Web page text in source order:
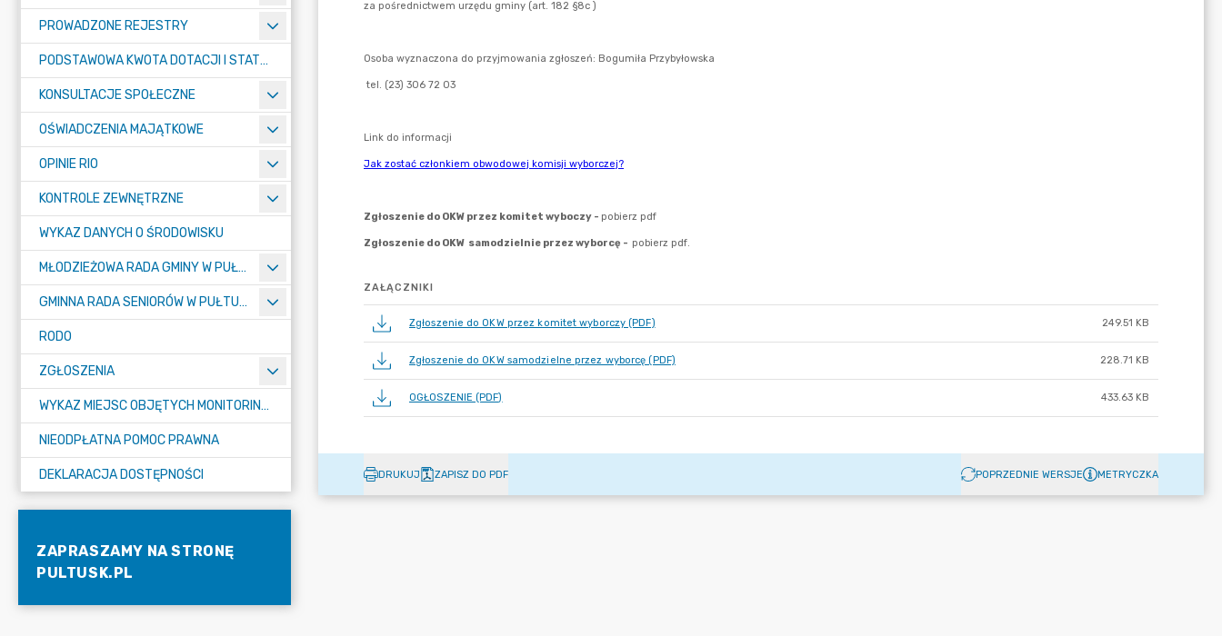
PROWADZONE REJESTRY
PODSTAWOWA KWOTA DOTACJI I STATYSTYCZNA LICZBA UCZNIÓW
KONSULTACJE SPOŁECZNE
OŚWIADCZENIA MAJĄTKOWE
OPINIE RIO
KONTROLE ZEWNĘTRZNE
WYKAZ DANYCH O ŚRODOWISKU
MŁODZIEŻOWA RADA GMINY W PUŁTUSKU
GMINNA RADA SENIORÓW W PUŁTUSKU
RODO
ZGŁOSZENIA
WYKAZ MIEJSC OBJĘTYCH MONITORINGIEM
NIEODPŁATNA POMOC PRAWNA
DEKLARACJA DOSTĘPNOŚCI
ZAPRASZAMY NA STRONĘ
PULTUSK.PL
ZAŁĄCZNIKI
Zgłoszenie do OKW przez komitet wyborczy (PDF) 249.51 KB
Zgłoszenie do OKW samodzielne przez wyborcę (PDF) 228.71 KB
OGŁOSZENIE (PDF) 433.63 KB
DRUKUJ ZAPISZ DO PDF POPRZEDNIE WERSJE METRYCZKA